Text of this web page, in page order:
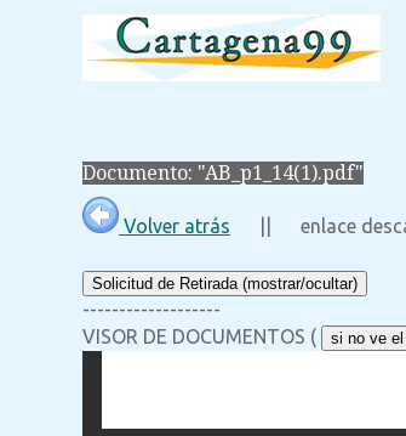
Documento: "AB_p1_14(1).pdf"
Volver atrás || enlace
Solicitud de Retirada (mostrar/ocultar)
-------------------
VISOR DE DOCUMENTOS (
si no ve